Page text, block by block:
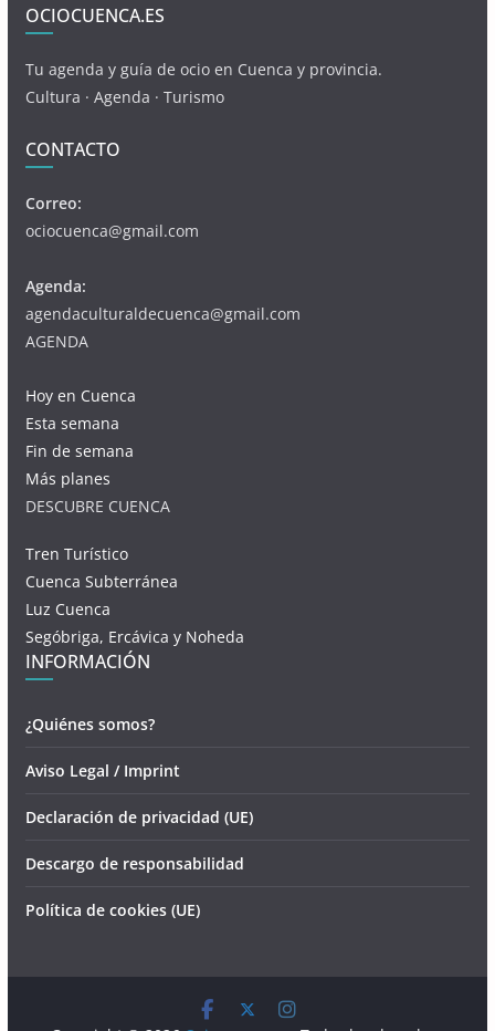
OCIOCUENCA.ES
Tu agenda y guía de ocio en Cuenca y provincia.
Cultura · Agenda · Turismo
CONTACTO
Correo:
ociocuenca@gmail.com
Agenda:
agendaculturaldecuenca@gmail.com
AGENDA
Hoy en Cuenca
Esta semana
Fin de semana
Más planes
DESCUBRE CUENCA
Tren Turístico
Cuenca Subterránea
Luz Cuenca
Segóbriga, Ercávica y Noheda
INFORMACIÓN
¿Quiénes somos?
Aviso Legal / Imprint
Declaración de privacidad (UE)
Descargo de responsabilidad
Política de cookies (UE)